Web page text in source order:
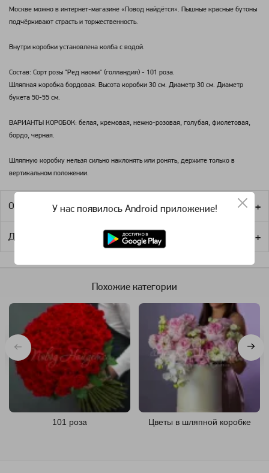
Москве можно в интернет-магазине «Повод найдётся». Пышные красные бутоны
подчёркивают страсть и торжественность.
Внутри коробки установлена колба с водой.
Состав: Сорт розы "Ред наоми" (голландия) - 101 роза.
Шляпная коробка бордовая. Высота коробки 30 см. Диаметр 30 см. Диаметр
букета 50-55 см.
ВАРИАНТЫ КОРОБОК: белая, кремовая, нежно-розовая, голубая, фиолетовая,
бордо, черная.
Шляпную коробку нельзя сильно наклонять или ронять, держите только в
вертикальном положении.
Оплата
Доставка
Похожие категории
101 роза Цветы в шляпной коробке
У нас появилось Android приложение!